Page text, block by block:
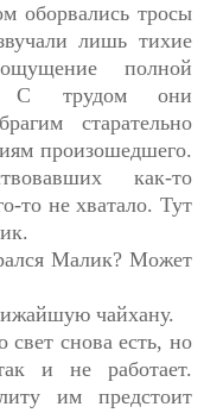
оборвались тросы
лишь тихие
полной
С трудом они
старательно
произошедшего.
как-то
то не хватало. Тут
Малик? Может
чайхану.
свет снова есть, но
и не работает.
им предстоит